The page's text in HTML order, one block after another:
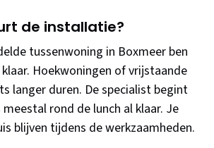
de installatie?
tussenwoning in Boxmeer ben
Hoekwoningen of vrijstaande
langer duren. De specialist begint
rond de lunch al klaar. Je
blijven tijdens de werkzaamheden.